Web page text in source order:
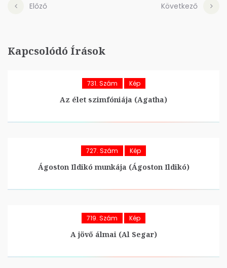
Előző Következő
Kapcsolódó Írások
731. Szám Kép
Az élet szimfóniája (Agatha)
727. Szám Kép
Ágoston Ildikó munkája (Ágoston Ildikó)
719. Szám Kép
A jövő álmai (Al Segar)